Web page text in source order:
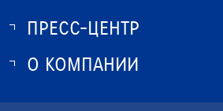
О SUZUKI
ПРЕСС-ЦЕНТР
НОВОСТИ
О КОМПАНИИ